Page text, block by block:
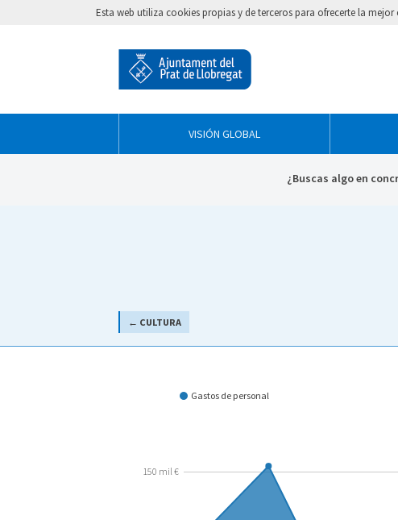
Esta web utiliza cookies propias y de terceros para ofrecerte la
VISIÓN GLOBAL
¿Buscas algo en
← CULTURA
Gastos de personal
150 mil €